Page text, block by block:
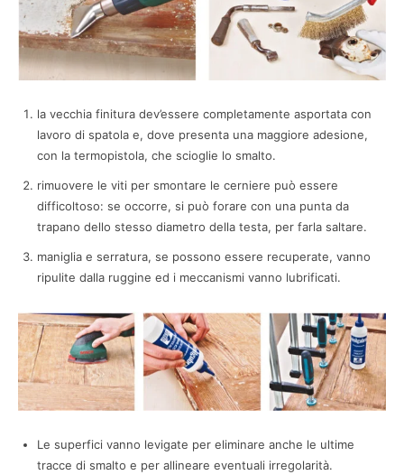
la vecchia finitura dev’essere completamente asportata con
lavoro di spatola e, dove presenta una maggiore adesione,
con la termopistola, che scioglie lo smalto.
rimuovere le viti per smontare le cerniere può essere
difficoltoso: se occorre, si può forare con una punta da
trapano dello stesso diametro della testa, per farla saltare.
maniglia e serratura, se possono essere recuperate, vanno
ripulite dalla ruggine ed i meccanismi vanno lubrificati.
Le superfici vanno levigate per eliminare anche le ultime
tracce di smalto e per allineare eventuali irregolarità.